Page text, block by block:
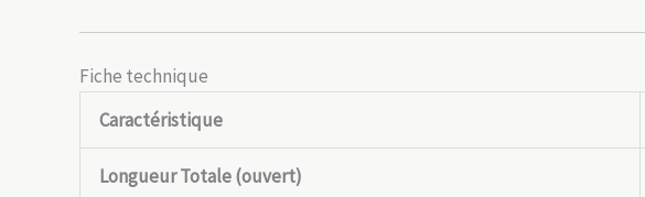
Fiche technique
Caractéristique
Longueur Totale (ouvert)